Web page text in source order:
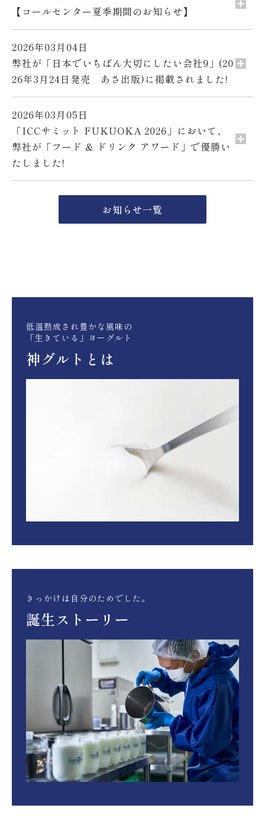
【コールセンター夏季期間のお知らせ】
2026年03月04日
弊社が「日本でいちばん大切にしたい会社9」(20
26年3月24日発売 あさ出版)に掲載されました!
2026年03月05日
「ICCサミット FUKUOKA 2026」において、
弊社が「フード & ドリンク アワード」で優勝い
たしました!
お知らせ一覧
低温熟成され豊かな風味の
「生きている」ヨーグルト
神グルトとは
きっかけは自分のためでした。
誕生ストーリー